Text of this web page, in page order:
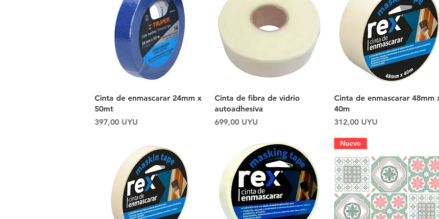
Vista rápida
Cinta de enmascarar 24mm x
50mt
Precio
397,00 UYU
Vista rápida
Cinta de fibra de vidrio
autoadhesiva
Precio
699,00 UYU
Vista rápida
Cinta de enmascarar 48mm
40m
Precio
312,00 UYU
Nuevo